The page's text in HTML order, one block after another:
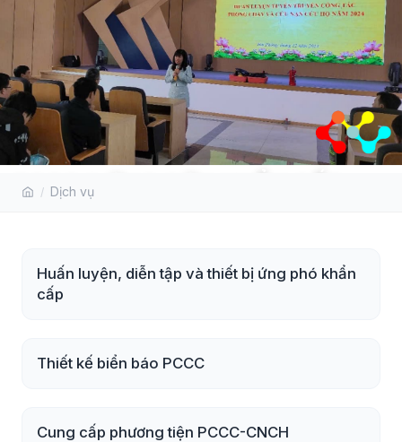
PCCC & ỨNG CỨU KHẨN CẤP
Dịch vụ
Huấn luyện, diễn tập và thiết bị ứng phó khẩn
cấp
Thiết kế biển báo PCCC
Cung cấp phương tiện PCCC-CNCH